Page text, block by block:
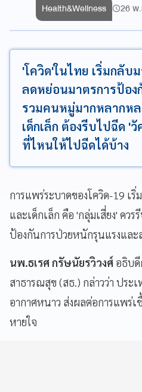
Health&Wellness 26 พ
'โควิด'ในไทย เริ่มกลับ
ลดหย่อนมาตรการป้อง
รวมคนหมู่มากหลากหล
เด็กเล็ก ต้องรีบไปฉีด '
ที่ไหนให้ไปฉีดได้บ้าง
การแพร่ระบาดของโควิด-19 เ
และเด็กเล็ก คือ 'กลุ่มเสี่ยง' คว
ป้องกันการป่วยหนักรุนแรงและ
นพ.ธเรศ กรัษนัยรวิวงศ์ อธิบดี
สาธารณสุข (สธ.) กล่าวว่า ประ
อากาศหนาว ส่งผลต่อการแพร่
หายใจ